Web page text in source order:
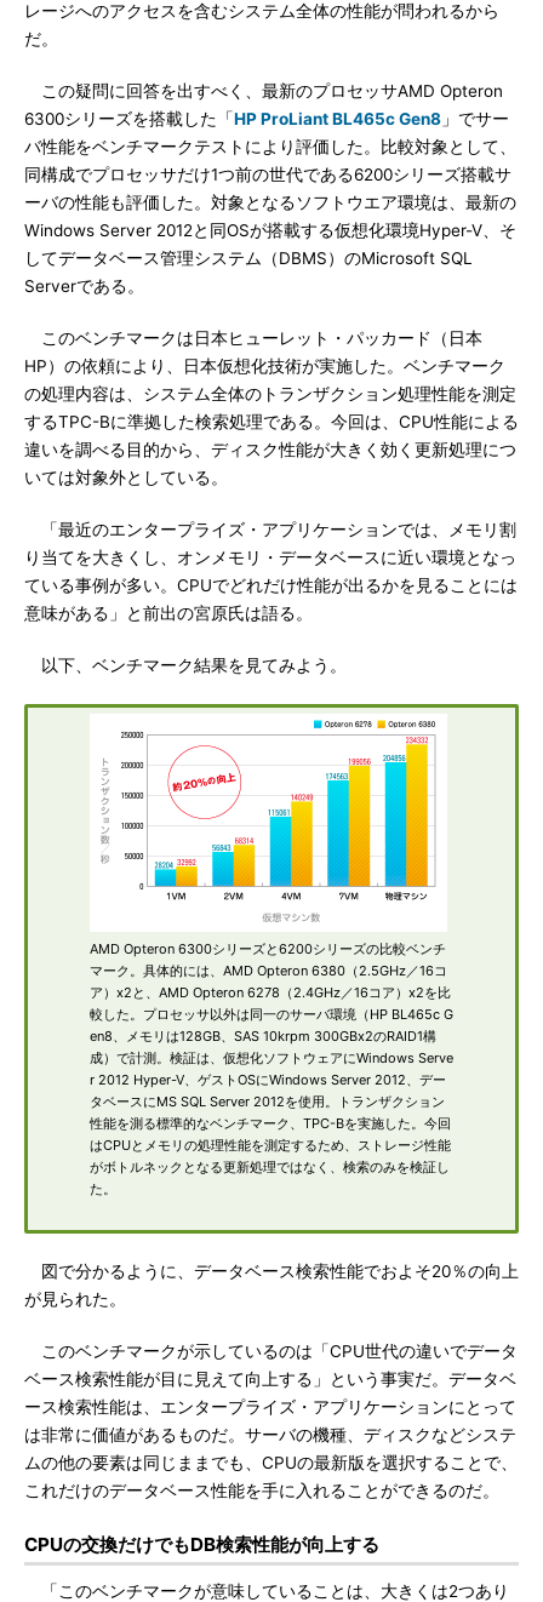
レージへのアクセスを含むシステム全体の性能が問われるから
だ。
この疑問に回答を出すべく、最新のプロセッサAMD Opteron
6300シリーズを搭載した「HP ProLiant BL465c Gen8 」でサー
バ性能をベンチマークテストにより評価した。比較対象として、
同構成でプロセッサだけ1つ前の世代である6200シリーズ搭載サ
ーバの性能も評価した。対象となるソフトウエア環境は、最新の
Windows Server 2012と同OSが搭載する仮想化環境Hyper-V、そ
してデータベース管理システム（DBMS）のMicrosoft SQL
Serverである。
このベンチマークは日本ヒューレット・パッカード（日本
HP）の依頼により、日本仮想化技術が実施した。ベンチマーク
の処理内容は、システム全体のトランザクション処理性能を測定
するTPC-Bに準拠した検索処理である。今回は、CPU性能による
違いを調べる目的から、ディスク性能が大きく効く更新処理につ
いては対象外としている。
「最近のエンタープライズ・アプリケーションでは、メモリ割
り当てを大きくし、オンメモリ・データベースに近い環境となっ
ている事例が多い。CPUでどれだけ性能が出るかを見ることには
意味がある」と前出の宮原氏は語る。
以下、ベンチマーク結果を見てみよう。
AMD Opteron 6300シリーズと6200シリーズの比較ベンチ
マーク。具体的には、AMD Opteron 6380（2.5GHz／16コ
ア）x2と、AMD Opteron 6278（2.4GHz／16コア）x2を比
較した。プロセッサ以外は同一のサーバ環境（HP BL465c G
en8、メモリは128GB、SAS 10krpm 300GBx2のRAID1構
成）で計測。検証は、仮想化ソフトウェアにWindows Serve
r 2012 Hyper-V、ゲストOSにWindows Server 2012、デー
タベースにMS SQL Server 2012を使用。トランザクション
性能を測る標準的なベンチマーク、TPC-Bを実施した。今回
はCPUとメモリの処理性能を測定するため、ストレージ性能
がボトルネックとなる更新処理ではなく、検索のみを検証し
た。
図で分かるように、データベース検索性能でおよそ20％の向上
が見られた。
このベンチマークが示しているのは「CPU世代の違いでデータ
ベース検索性能が目に見えて向上する」という事実だ。データベ
ース検索性能は、エンタープライズ・アプリケーションにとって
は非常に価値があるものだ。サーバの機種、ディスクなどシステ
ムの他の要素は同じままでも、CPUの最新版を選択することで、
これだけのデータベース性能を手に入れることができるのだ。
CPUの交換だけでもDB検索性能が向上する
「このベンチマークが意味していることは、大きくは2つあり